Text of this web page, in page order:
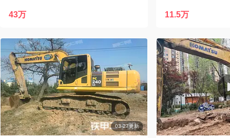
43万 11.5万
03-27更新